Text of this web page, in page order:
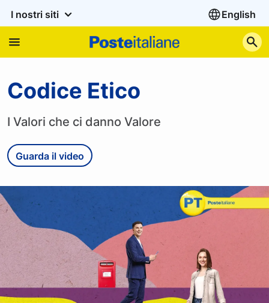
I nostri siti English
Codice Etico
I Valori che ci danno Valore
Guarda il video